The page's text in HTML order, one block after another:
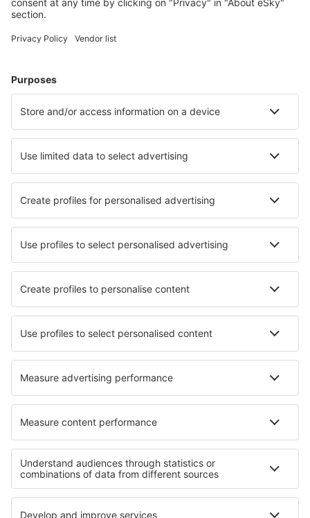
Tervezze meg az utazást
Repülőjegy
Szállás
Repülő+Hotel
Transzferek
Látnivalók
Sportesemények
Tudjon meg többet
Legalacsonyabb ár garancia
Légitársaságok
Ryanair
Wizz Air
Lufthansa
Eurowings
easyJet
eSky
Felhasználási feltételek
Foglalásaim
Adatvédelmi Irányelvek
Segítség és kapcsolat